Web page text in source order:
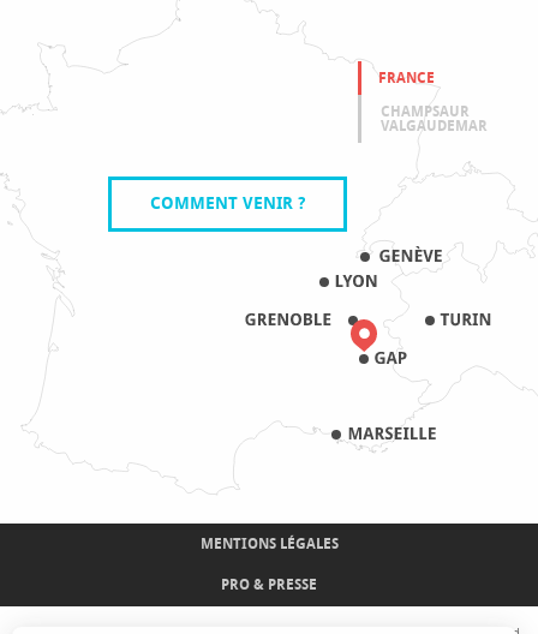
FRANCE
CHAMPSAUR
VALGAUDEMAR
COMMENT VENIR ?
MENTIONS LÉGALES
PRO & PRESSE